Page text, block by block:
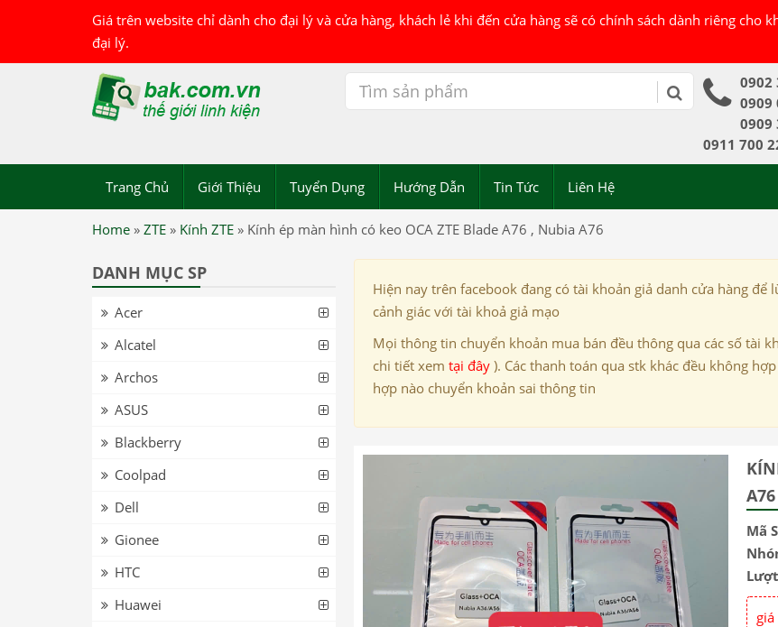
Giá trên website chỉ dành cho đại lý và cửa hàng, khách lẻ khi đến cửa hàng sẽ có chính sách dành riêng cho
đại lý.
0902
0909
0909
0911 700
Trang Chủ Giới Thiệu Tuyển Dụng Hướng Dẫn Tin Tức Liên Hệ
Home » ZTE » Kính ZTE » Kính ép màn hình có keo OCA ZTE Blade A76 , Nubia A76
Hiện nay trên facebook đang có tài khoản giả danh cửa hàng
cảnh giác với tài khoả giả mạo
Mọi thông tin chuyển khoản mua bán đều thông qua các số tài
chi tiết xem tại đây ). Các thanh toán qua stk khác đều không
hợp nào chuyển khoản sai thông tin
Mã
DANH MỤC SP
Acer
Alcatel
Archos
ASUS
Blackberry
Coolpad
Dell
Gionee
HTC
Huawei